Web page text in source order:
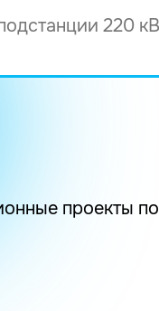
проекты по